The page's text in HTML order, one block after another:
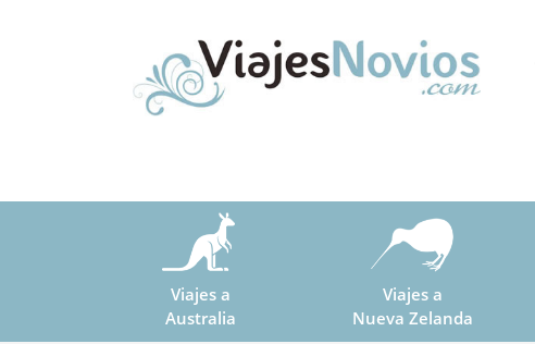
Viajes a
Australia
Viajes a
Nueva Zelanda